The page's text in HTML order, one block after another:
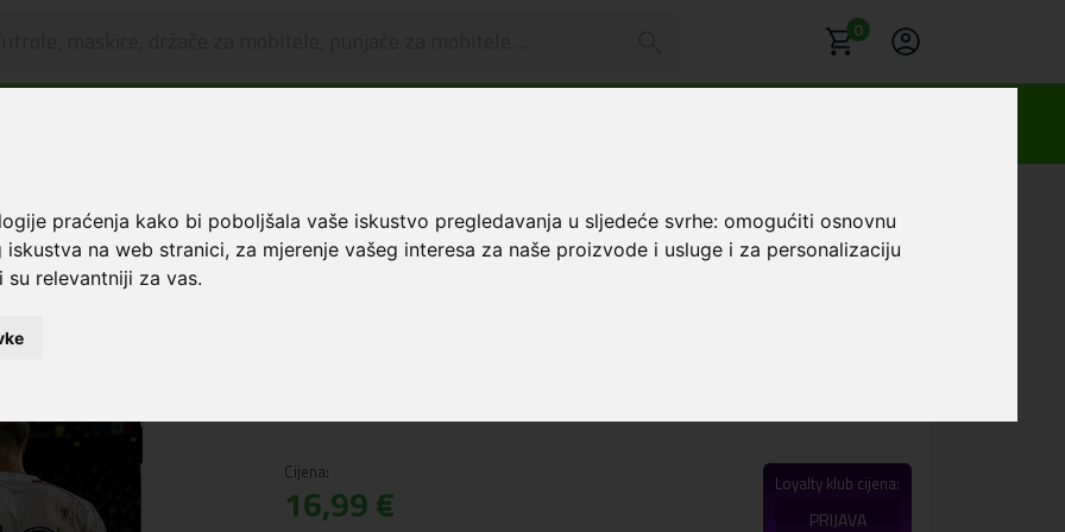
praćenja kako bi poboljšala vaše iskustvo pregledavanja u sljedeće svrhe:omogućiti osnovnu
iskustva na web stranici, za mjerenje vašeg interesa za naše proizvode i usluge i za personalizaciju
su relevantniji za vas.
0
Premium Print Hibridna maskica iPhone
Cijena:
16,99 € Loyalty klub cijena:
PRIJAVA